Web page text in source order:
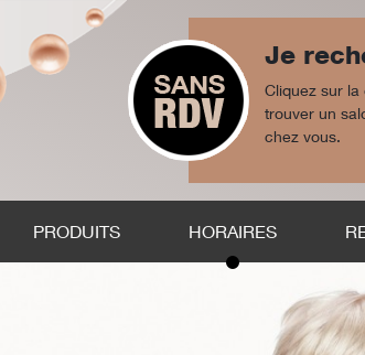
Je
Cliquez sur
trouver un
chez vous.
PRODUITS HORAIRES